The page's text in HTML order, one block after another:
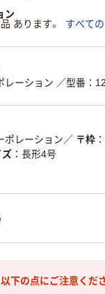
ン
あります。
すべて
レーション ／型番：
ポレーション ／ 〒枠
ズ
長形4号
下の点にご注意くだ